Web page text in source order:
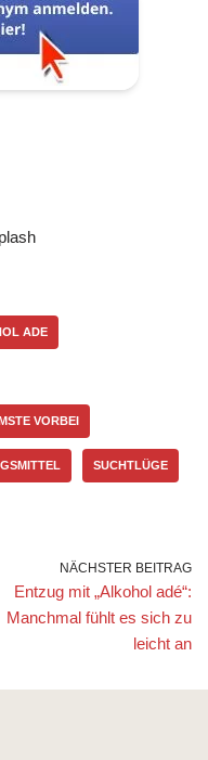
ADE
VORBEI
SUCHTLÜGE
NÄCHSTER BEITRAG
Entzug mit „Alkohol adé“:
Manchmal fühlt es sich zu
leicht an